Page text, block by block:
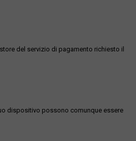
del servizio di pagamento richiesto il
dispositivo possono comunque essere